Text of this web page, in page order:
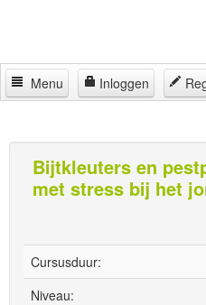
Menu Inloggen
Partners
Locaties
Contact
Bijtkleuters en
met stress bij het
Cursusduur:
Niveau: